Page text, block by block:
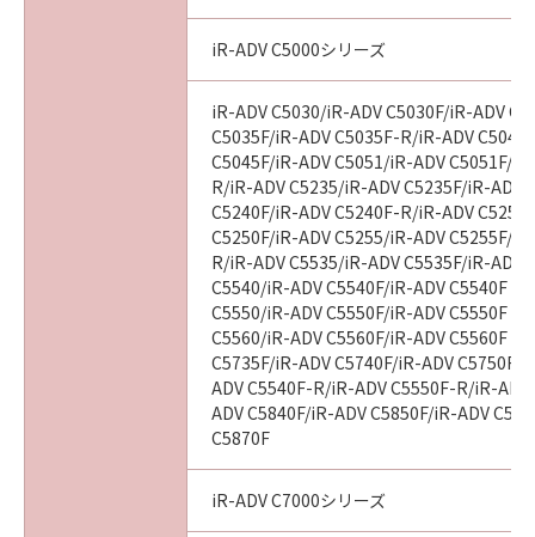
iR-ADV C5000シリーズ
iR-ADV C5030/iR-ADV C5030F/iR-ADV
C5035F/iR-ADV C5035F-R/iR-ADV
C5045F/iR-ADV C5051/iR-ADV C5051F/
R/iR-ADV C5235/iR-ADV C5235F/iR-ADV
C5240F/iR-ADV C5240F-R/iR-ADV
C5250F/iR-ADV C5255/iR-ADV C5255F/
R/iR-ADV C5535/iR-ADV C5535F/iR-ADV
C5540/iR-ADV C5540F/iR-ADV C5540F
C5550/iR-ADV C5550F/iR-ADV C5550F
C5560/iR-ADV C5560F/iR-ADV C5560F
C5735F/iR-ADV C5740F/iR-ADV C5750F/
ADV C5540F-R/iR-ADV C5550F-R/iR-
ADV C5840F/iR-ADV C5850F/iR-ADV
C5870F
iR-ADV C7000シリーズ